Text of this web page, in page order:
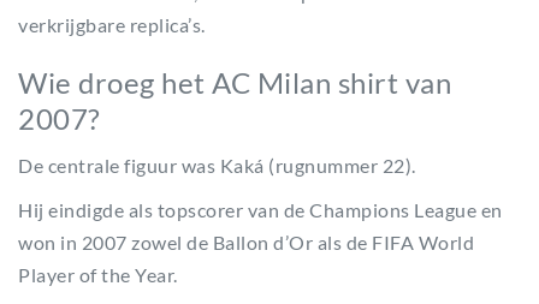
verkrijgbare replica’s.
Wie droeg het AC Milan shirt van
2007?
De centrale figuur was Kaká (rugnummer 22).
Hij eindigde als topscorer van de Champions League en
won in 2007 zowel de Ballon d’Or als de FIFA World
Player of the Year.